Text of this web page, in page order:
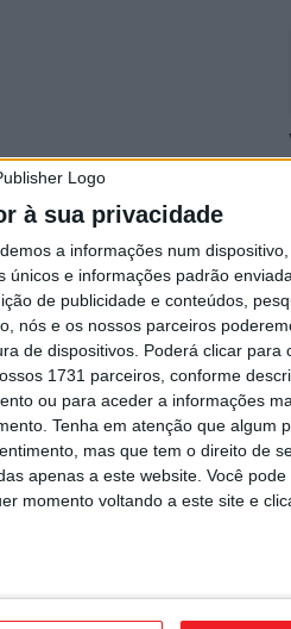
à sua privacidade
a informações num
e informações padrão
de publicidade e conteúdos,
nós e os nossos parceiros
de dispositivos. Poderá clicar para
1731 parceiros, conforme
ou para aceder a informações
Tenha em atenção que algum
mas que tem o direito de
apenas a este website. Você
momento voltando a este site e
e Flávio Lima o